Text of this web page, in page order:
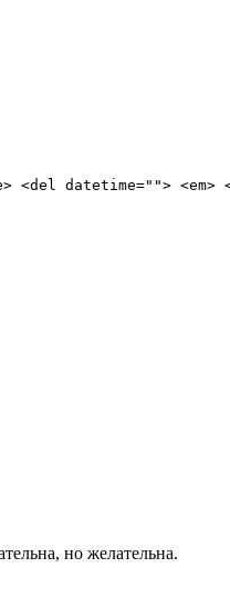
datetime=""> <em>
но желательна.